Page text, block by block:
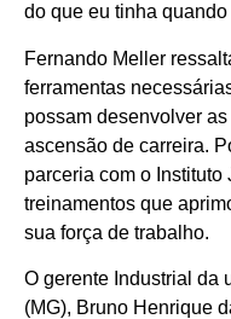
do que eu tinha quando
Fernando Meller
ferramentas
possam desenvolver
ascensão de carreira.
parceria com o Instituto
treinamentos que
sua força de trabalho.
O gerente Industrial da
(MG), Bruno Henrique